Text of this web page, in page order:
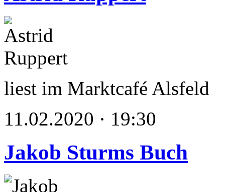
liest im Marktcafé Alsfeld
11.02.2020 · 19:30
Jakob Sturms Buch